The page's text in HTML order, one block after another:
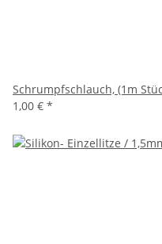
Schrumpfschlauch, (1m
1,00 € *